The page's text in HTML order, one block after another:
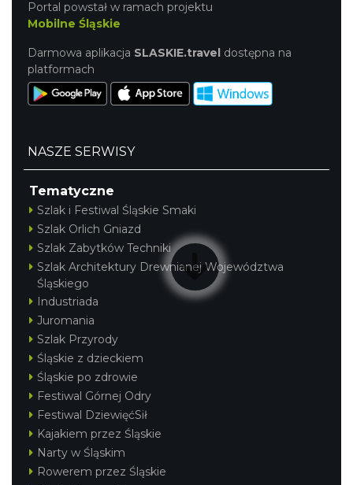
Portal powstał w ramach projektu
Mobilne Śląskie
Darmowa aplikacja SLASKIE.travel dostępna na
platformach
NASZE SERWISY
Tematyczne
Szlak i Festiwal Śląskie Smaki
Szlak Orlich Gniazd
Szlak Zabytków Techniki
Szlak Architektury Drewnianej Województwa
Śląskiego
Industriada
Juromania
Szlak Przyrody
Śląskie z dzieckiem
Śląskie po zdrowie
Festiwal Górnej Odry
Festiwal DziewięćSił
Kajakiem przez Śląskie
Narty w Śląskim
Rowerem przez Śląskie